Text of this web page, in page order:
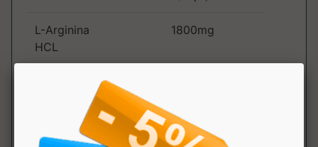
L-Arginina
HCL
1800mg
L-ornitina alfa-
chetogluterato
L-lisina HCL 350mg